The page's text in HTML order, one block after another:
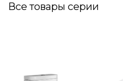
Все товары серии